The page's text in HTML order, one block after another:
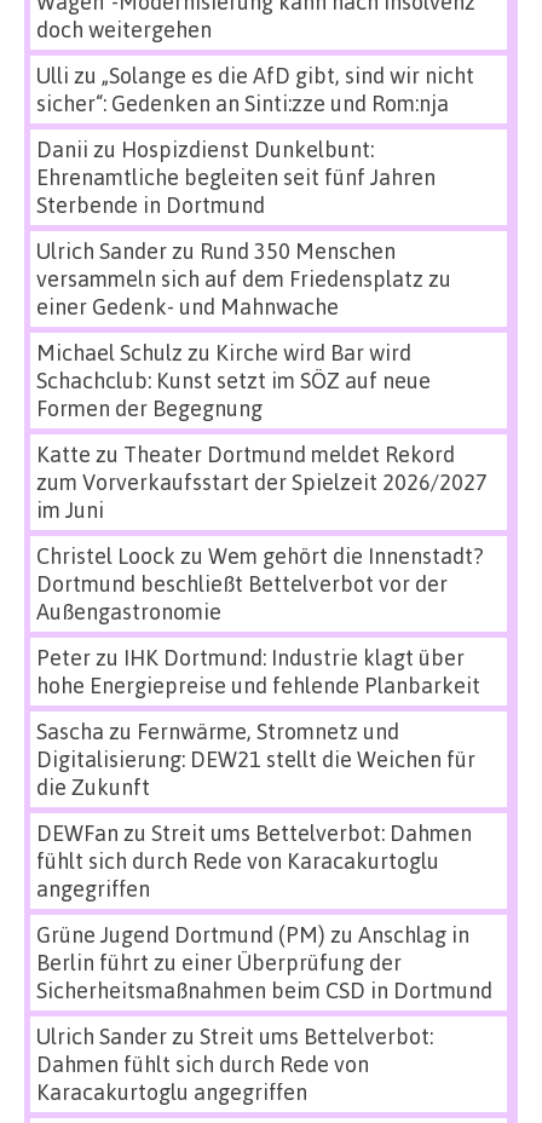
doch weitergehen
Ulli zu „Solange es die AfD gibt, sind wir nicht
sicher“: Gedenken an Sinti:zze und Rom:nja
Danii zu Hospizdienst Dunkelbunt:
Ehrenamtliche begleiten seit fünf Jahren
Sterbende in Dortmund
Ulrich Sanderzu Rund 350 Menschen
versammeln sich auf dem Friedensplatz zu
einer Gedenk- und Mahnwache
Michael Schulz zu Kirche wird Bar wird
Schachclub: Kunst setzt im SÖZ auf neue
Formen der Begegnung
Katte zu Theater Dortmund meldet Rekord
zum Vorverkaufsstart der Spielzeit 2026/2027
im Juni
Christel Loock zu Wem gehört die Innenstadt?
Dortmund beschließt Bettelverbot vor der
Außengastronomie
Peterzu IHK Dortmund: Industrie klagt über
hohe Energiepreise und fehlende Planbarkeit
Sascha zu Fernwärme, Stromnetz und
Digitalisierung: DEW21 stellt die Weichen für
die Zukunft
DEWFan zu Streit ums Bettelverbot: Dahmen
fühlt sich durch Rede von Karacakurtoglu
angegriffen
Grüne Jugend Dortmund (PM) zu Anschlag in
Berlin führt zu einer Überprüfung der
Sicherheitsmaßnahmen beim CSD in Dortmund
Ulrich Sanderzu Streit ums Bettelverbot:
Dahmen fühlt sich durch Rede von
Karacakurtoglu angegriffen